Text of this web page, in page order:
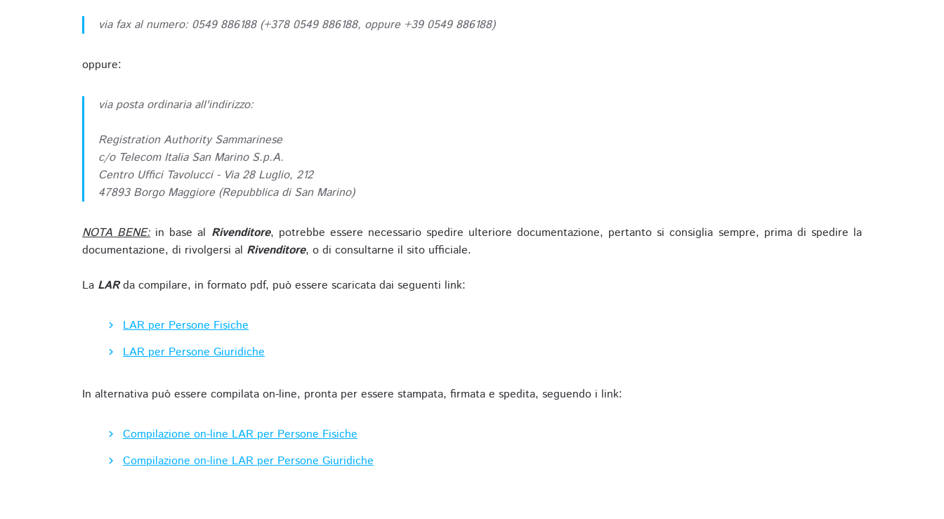
via fax al numero: 0549 886188 (+378 0549 886188, oppure +39 0549 886188)
oppure:
via posta ordinaria all'indirizzo:
Registration Authority Sammarinese
c/o Telecom Italia San Marino S.p.A.
Centro Uffici Tavolucci - Via 28 Luglio, 212
47893 Borgo Maggiore (Repubblica di San Marino)
NOTA BENE: in base al Rivenditore, potrebbe essere necessario spedire ulteriore documentazione, pertanto si consiglia sempre, prima di spedire la
documentazione, di rivolgersi al Rivenditore, o di consultarne il sito ufficiale.
La LARda compilare, in formato pdf, può essere scaricata dai seguenti link:
LAR per Persone Fisiche
LAR per Persone Giuridiche
In alternativa può essere compilata on-line, pronta per essere stampata, firmata e spedita, seguendo i link:
Compilazione on-line LAR per Persone Fisiche
Compilazione on-line LAR per Persone Giuridiche